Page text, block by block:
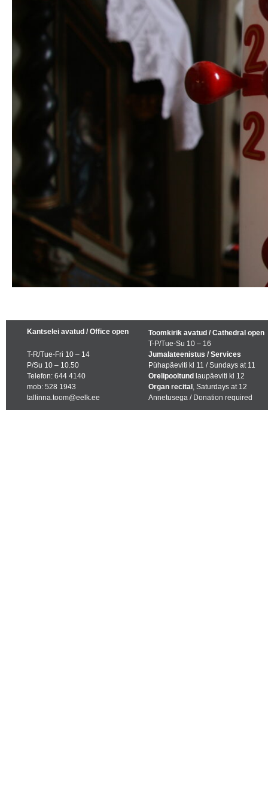
Kantselei avatud / Office open
T-R/Tue-Fri 10 – 14
P/Su 10 – 10.50
Telefon: 644 4140
mob: 528 1943
tallinna.toom@eelk.ee
Toomkirik avatud / Cathedral open
T-P/Tue-Su 10 – 16
Jumalateenistus / Services
Pühapäeviti kl 11 / Sundays at 11
Orelipooltund laupäeviti kl 12
Organ recital , Saturdays at 12
Annetusega / Donation required